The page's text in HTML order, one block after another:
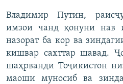
Владимир Путин,
имзои чанд қонуни нав
назорат ба кор ва
кишвар сахттар шавад.
шаҳрванди Тоҷикистон
маоши муносиб ва